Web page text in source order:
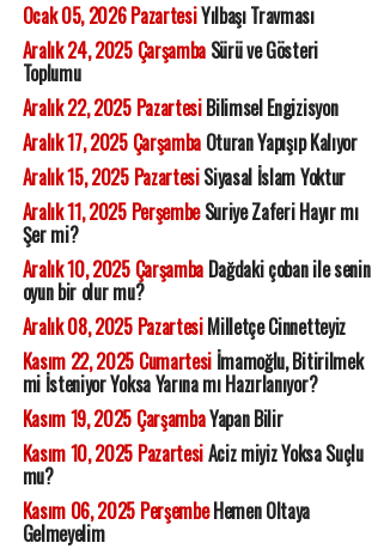
Ocak 05, 2026 PazartesiYılbaşı Travması
Aralık 24, 2025 ÇarşambaSürü ve Gösteri
Toplumu
Aralık 22, 2025 PazartesiBilimsel Engizisyon
Aralık 17, 2025 ÇarşambaOturan Yapışıp Kalıyor
Aralık 15, 2025 PazartesiSiyasal İslam Yoktur
Aralık 11, 2025 PerşembeSuriye Zaferi Hayır mı
Şer mi?
Aralık 10, 2025 ÇarşambaDağdaki çoban ile senin
oyun bir olur mu?
Aralık 08, 2025 PazartesiMilletçe Cinnetteyiz
Kasım 22, 2025 Cumartesiİmamoğlu, Bitirilmek
mi İsteniyor Yoksa Yarına mı Hazırlanıyor?
Kasım 19, 2025 ÇarşambaYapan Bilir
Kasım 10, 2025 PazartesiAciz miyiz Yoksa Suçlu
mu?
Kasım 06, 2025 PerşembeHemen Oltaya
Gelmeyelim